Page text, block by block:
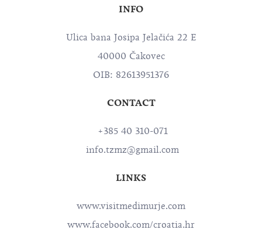
INFO
Ulica bana Josipa Jelačića 22 E
40000 Čakovec
OIB: 82613951376
CONTACT
+385 40 310-071
info.tzmz@gmail.com
LINKS
www.visitmedimurje.com
www.facebook.com/croatia.hr